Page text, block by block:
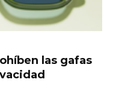
las gafas